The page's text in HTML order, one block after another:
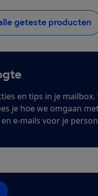
geteste producten
en tips in je mailbox.
je hoe we omgaan
e-mails voor je